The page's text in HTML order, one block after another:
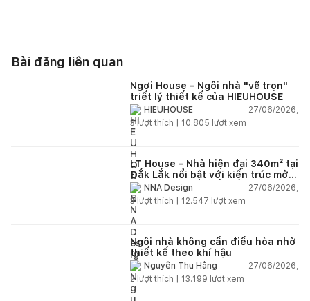
Bài đăng liên quan
Ngơi House - Ngôi nhà "vẽ trọn"
triết lý thiết kế của HIEUHOUSE
HIEUHOUSE
27/06/2026,
3lượt thích | 10.805 lượt xem
LT House – Nhà hiện đại 340m² tại
Đắk Lắk nổi bật với kiến trúc mở
và hệ sân vườn kết nối thiên
nhiên
NNA Design
27/06/2026,
3lượt thích | 12.547 lượt xem
Ngôi nhà không cần điều hòa nhờ
thiết kế theo khí hậu
Nguyễn Thu Hằng
27/06/2026,
2lượt thích | 13.199 lượt xem